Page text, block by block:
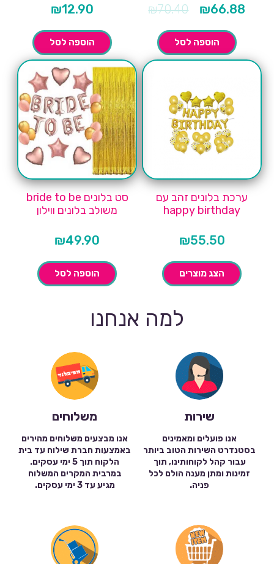
₪70.40
המחיר
המקורי
₪66.88
הוספה לסל
₪12.90
הוספה לסל
ערכת בלונים זהב עם
happy birthday
₪55.50
הצג מוצרים
סט בלונים bride to be
משולב בלונים ווילון
₪49.90
הוספה לסל
למה אנחנו
שירות
אנו פועלים ומאמינים
בסטנדרט השירות הטוב ביותר
עבור קהל לקוחותינו, תוך
זמינות ומתן מענה הולם לכל
פניה.
משלוחים
אנו מבצעים משלוחים מהירים
באמצעות חברת שילוח עד בית
הלקוח תוך 5 ימי עסקים.
במרבית המקרים המשלוח
מגיע עד 3 ימי עסקים.